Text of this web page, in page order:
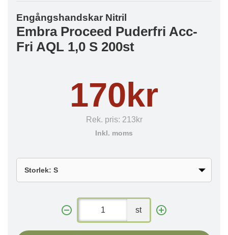
Engångshandskar Nitril
Embra Proceed Puderfri Acc-
Fri AQL 1,0 S 200st
170kr
Rek. pris: 213kr
Inkl. moms
st